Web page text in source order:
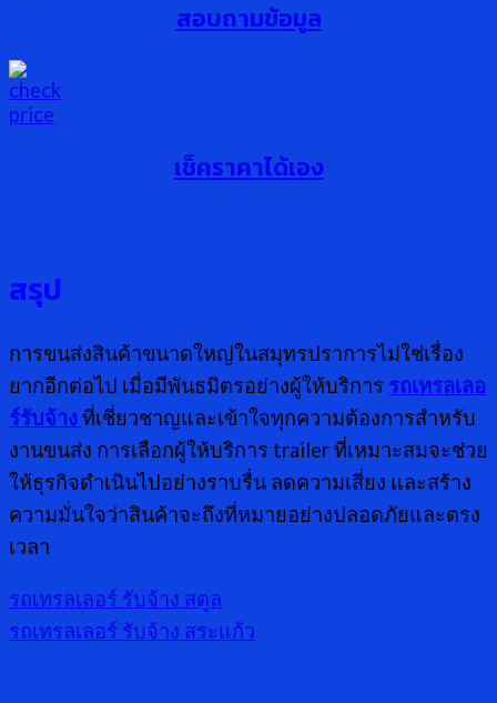
สอบถามข้อมูล
เช็คราคาได้เอง
สรุป
การขนส่งสินค้าขนาดใหญ่ในสมุทรปราการไม่ใช่เรื่อง
ยากอีกต่อไป เมื่อมีพันธมิตรอย่างผู้ให้บริการ รถเทรลเลอ
ร์รับจ้างที่เชี่ยวชาญและเข้าใจทุกความต้องการสำหรับ
งานขนส่ง การเลือกผู้ให้บริการ trailer ที่เหมาะสมจะช่วย
ให้ธุรกิจดำเนินไปอย่างราบรื่น ลดความเสี่ยง และสร้าง
ความมั่นใจว่าสินค้าจะถึงที่หมายอย่างปลอดภัยและตรง
เวลา
รถเทรลเลอร์ รับจ้าง สตูล
รถเทรลเลอร์ รับจ้าง สระแก้ว